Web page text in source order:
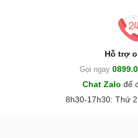
Hỗ trợ
Gọi ngay
Chat Zalo để
8h30-17h30: Thứ